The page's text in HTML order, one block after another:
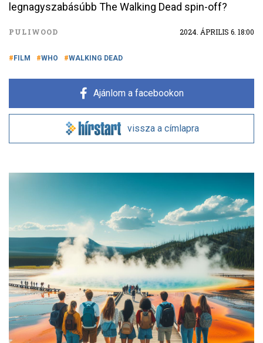
legnagyszabásúbb The Walking Dead spin-off?
PULIWOOD 2024. ÁPRILIS 6. 18:00
FILM WHO WALKING DEAD
Ajánlom a facebookon
vissza a címlapra